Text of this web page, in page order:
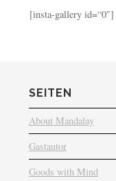
[insta-gallery id=“0″]
SEITEN
About Mandalay
Gastautor
Goods with Mind